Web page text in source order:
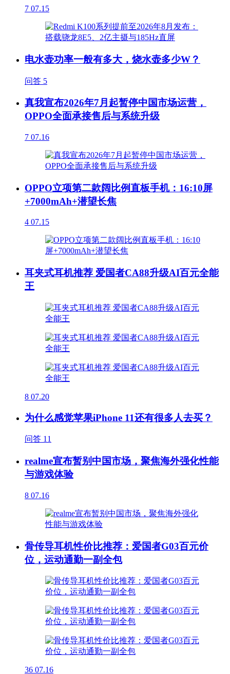
7 07.15
电水壶功率一般有多大，烧水壶多少W？
问答 5
真我宣布2026年7月起暂停中国市场运营，
OPPO全面承接售后与系统升级
7 07.16
OPPO立项第二款阔比例直板手机：16:10屏
+7000mAh+潜望长焦
4 07.15
耳夹式耳机推荐 爱国者CA88升级AI百元全能
王
8 07.20
为什么感觉苹果iPhone 11还有很多人去买？
问答 11
realme宣布暂别中国市场，聚焦海外强化性能
与游戏体验
8 07.16
骨传导耳机性价比推荐：爱国者G03百元价
位，运动通勤一副全包
36 07.16